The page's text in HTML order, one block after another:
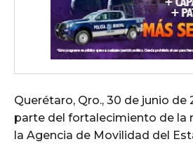
Querétaro, Qro., 30 de junio
parte del fortalecimiento de la
la Agencia de Movilidad del